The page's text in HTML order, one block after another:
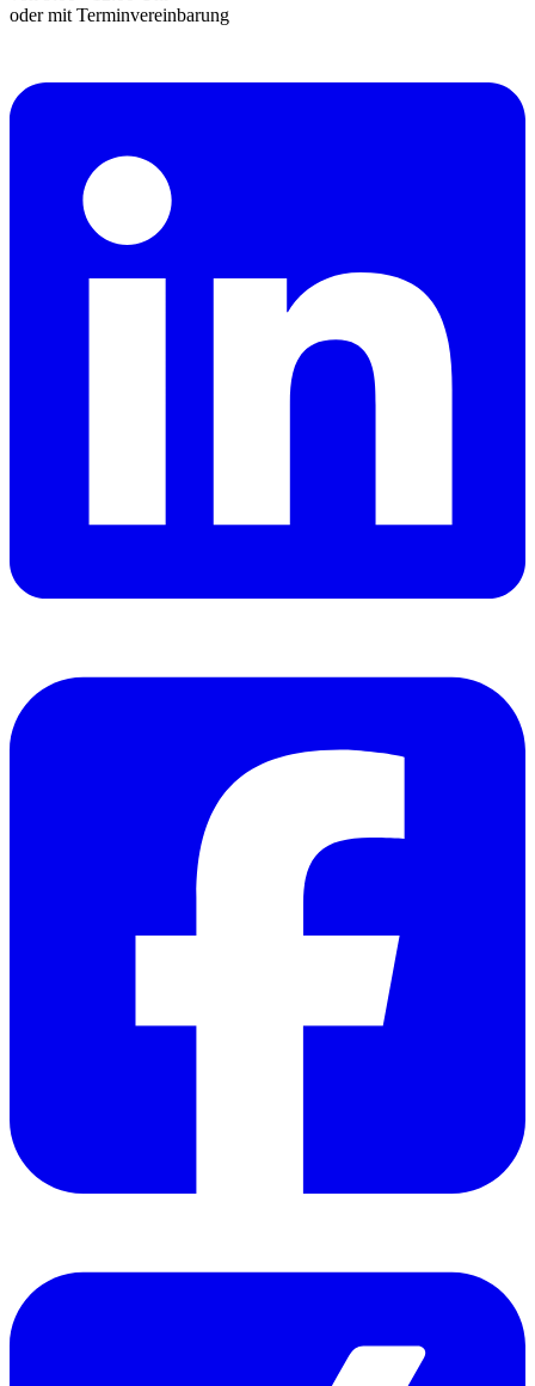
oder mit Terminvereinbarung